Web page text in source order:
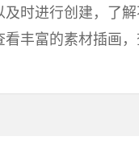
及时进行创建，了
看丰富的素材插画